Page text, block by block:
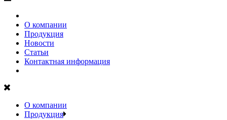
О компании
Продукция
Новости
Статьи
Контактная информация
О компании
Продукция